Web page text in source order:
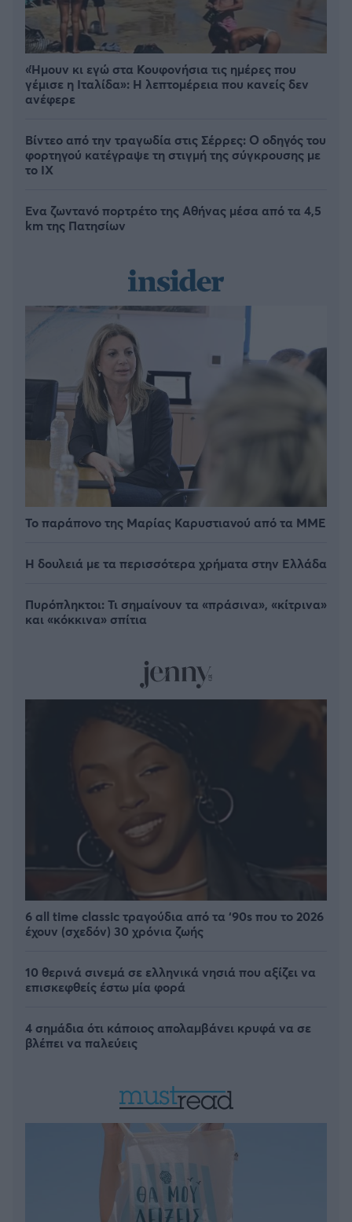
«Ήμουν κι εγώ στα Κουφονήσια τις ημέρες που
γέμισε η Ιταλίδα»: Η λεπτομέρεια που κανείς δεν
ανέφερε
Βίντεο από την τραγωδία στις Σέρρες: Ο οδηγός του
φορτηγού κατέγραψε τη στιγμή της σύγκρουσης με
το ΙΧ
Ένα ζωντανό πορτρέτο της Αθήνας μέσα από τα 4,5
km της Πατησίων
Το παράπονο της Μαρίας Καρυστιανού από τα ΜΜΕ
Η δουλειά με τα περισσότερα χρήματα στην Ελλάδα
Πυρόπληκτοι: Τι σημαίνουν τα «πράσινα», «κίτρινα»
και «κόκκινα» σπίτια
6 all time classic τραγούδια από τα ‘90s που το 2026
έχουν (σχεδόν) 30 χρόνια ζωής
10 θερινά σινεμά σε ελληνικά νησιά που αξίζει να
επισκεφθείς έστω μία φορά
4 σημάδια ότι κάποιος απολαμβάνει κρυφά να σε
βλέπει να παλεύεις